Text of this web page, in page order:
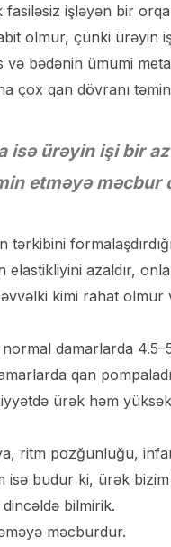
fasiləsiz işləyən bir
olmur, çünki ürəyin
və bədənin ümumi
çox qan dövranı
isə ürəyin işi bir
etməyə məcbur
tərkibini
elastikliyini azaldır,
əvvəlki kimi rahat
damarlarda
qan
ürək həm
ritm pozğunluğu,
isə budur ki, ürək
dincəldə bilmirik.
məcburdur.